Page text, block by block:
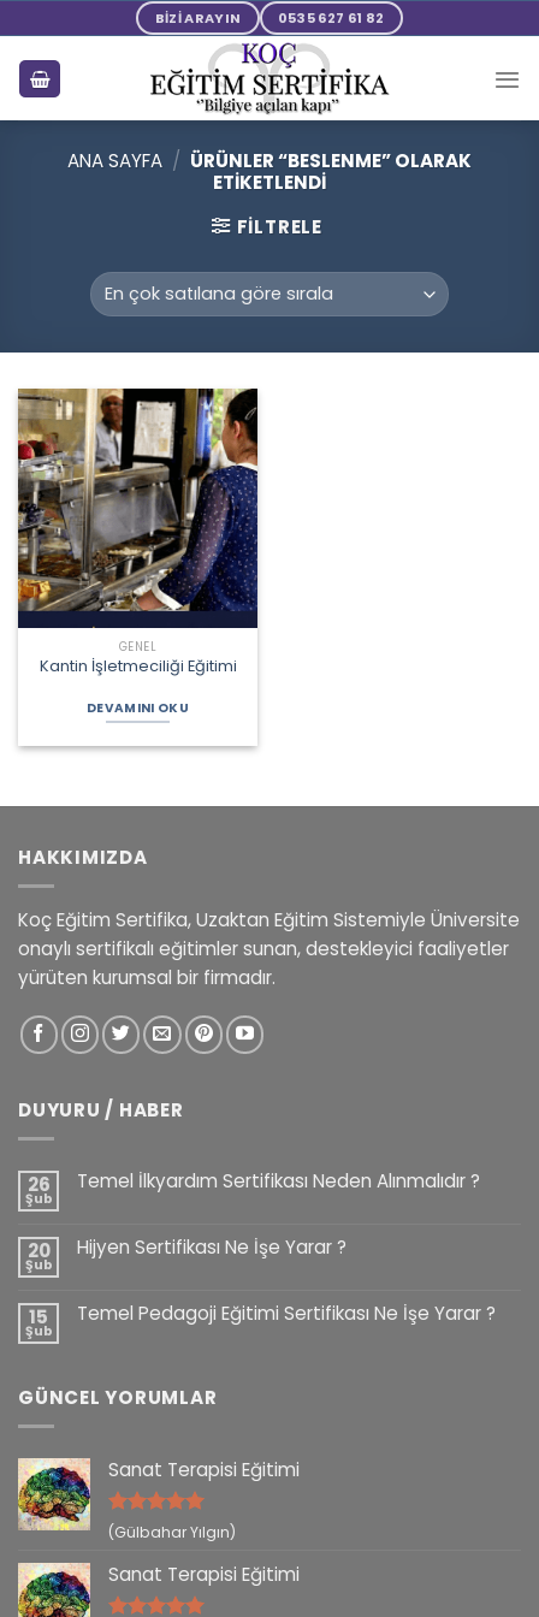
to
content
BİZİ ARAYIN 0535 627 61 82
ANA SAYFA / ÜRÜNLER “BESLENME” OLARAK
ETIKETLENDI
FILTRELE
GENEL
Kantin İşletmeciliği Eğitimi
DEVAMINI OKU
HAKKIMIZDA
Koç Eğitim Sertifika, Uzaktan Eğitim Sistemiyle Üniversite
onaylı sertifikalı eğitimler sunan, destekleyici faaliyetler
yürüten kurumsal bir firmadır.
DUYURU / HABER
26
Şub
Temel İlkyardım Sertifikası Neden Alınmalıdır ?
20
Şub
Hijyen Sertifikası Ne İşe Yarar ?
15
Şub
Temel Pedagoji Eğitimi Sertifikası Ne İşe Yarar ?
GÜNCEL YORUMLAR
Sanat Terapisi Eğitimi
5 üzerinden
(Gülbahar Yılgın)
Sanat Terapisi Eğitimi